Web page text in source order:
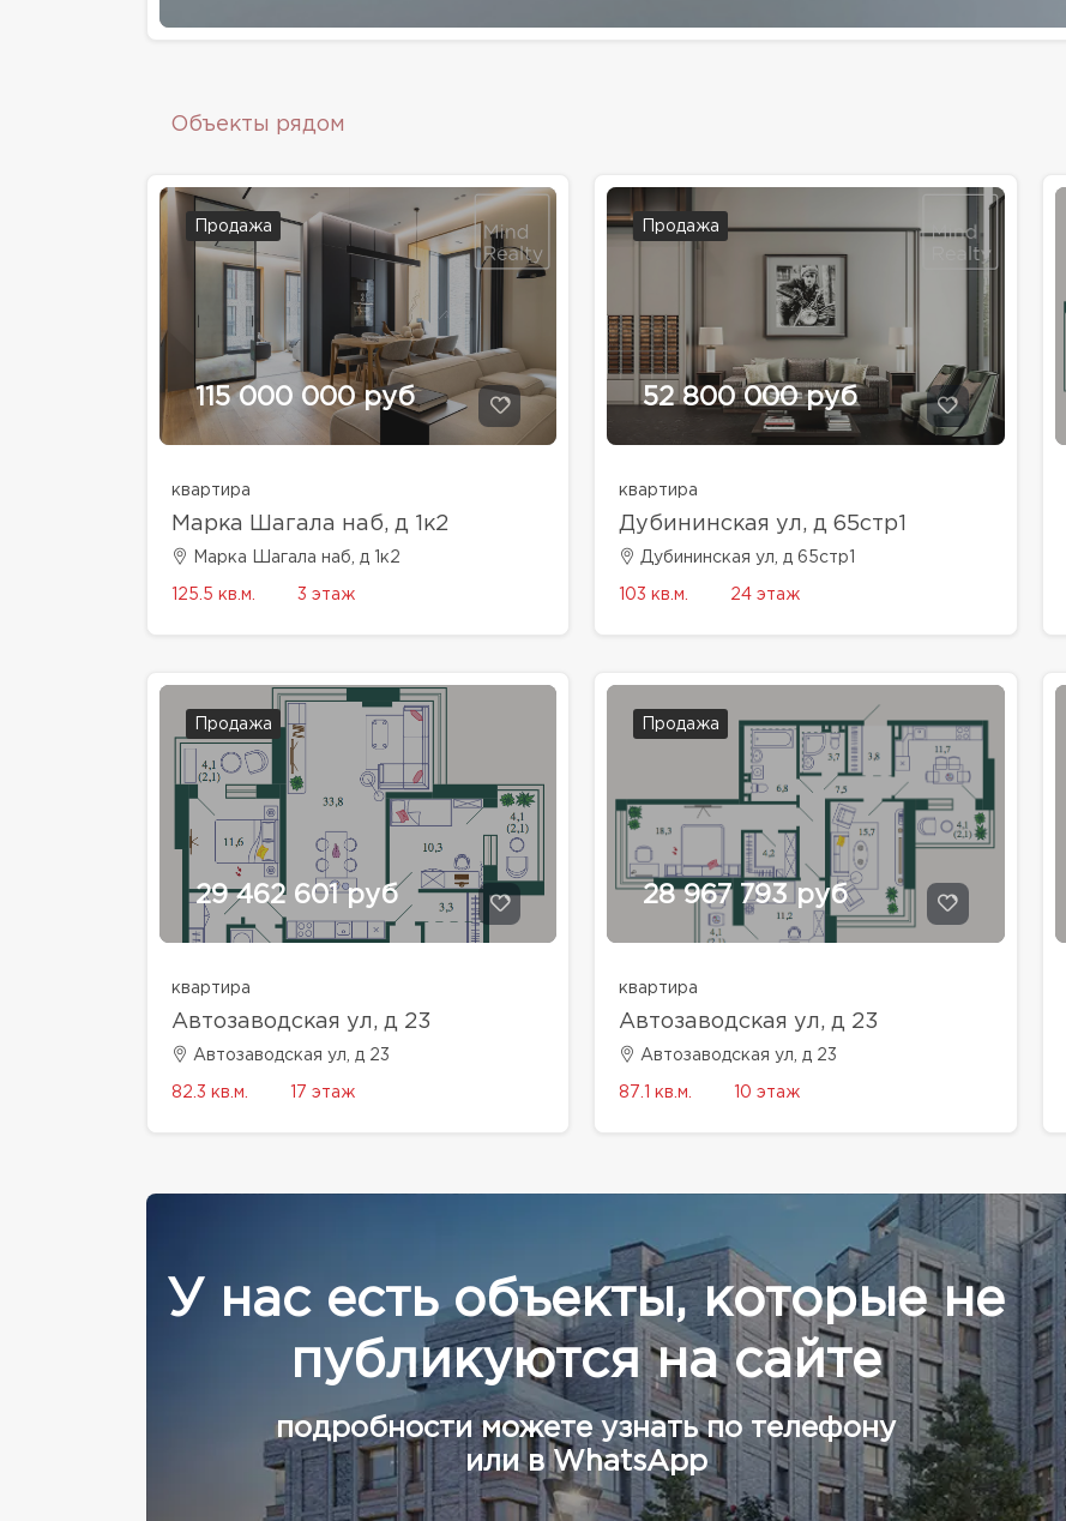
Объекты рядом
Продажа
115 000 000 руб
квартира
Марка Шагала наб, д 1к2
Марка Шагала наб, д 1к2
125.5 кв.м. 3 этаж
Продажа
52 800 000 руб
квартира
Дубининская ул, д 65стр1
Дубининская ул, д 65стр1
103 кв.м. 24 этаж
Продажа
29 462 601 руб
квартира
Автозаводская ул, д 23
Автозаводская ул, д 23
82.3 кв.м. 17 этаж
Продажа
28 967 793 руб
квартира
Автозаводская ул, д 23
Автозаводская ул, д 23
87.1 кв.м. 10 этаж
У нас есть объекты, которые не
публикуются на сайте
подробности можете узнать по телефону
или в WhatsApp